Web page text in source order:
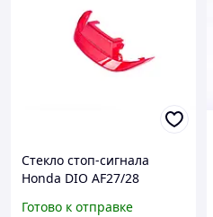
Стекло стоп-сигнала
Honda DIO AF27/28
Готово к отправке